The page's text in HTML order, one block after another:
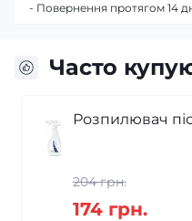
Часто
Розпилювач
204 грн.
174 грн.
- Повернення протягом 14